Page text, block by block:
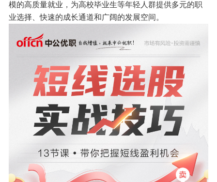
模的高质量就业，为高校毕业生等年轻人群提供多元的职
业选择、快速的成长通道和广阔的发展空间。